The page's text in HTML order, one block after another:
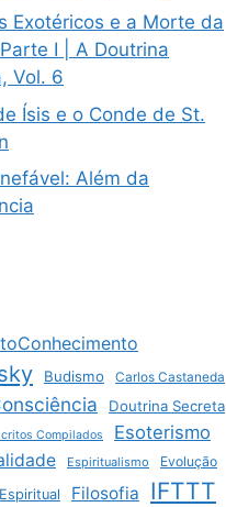
Exotéricos e a Morte da
I | A Doutrina
Vol. 6
Ísis e o Conde de St.
Além da
Budismo
Carlos Castaneda
Doutrina Secreta
Compilados Esoterismo
Espiritualismo
Evolução
Filosofia IFTTT